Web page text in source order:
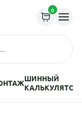
0
ШИННЫЙ
КАЛЬКУЛЯТОР